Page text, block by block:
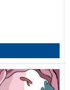
serije o